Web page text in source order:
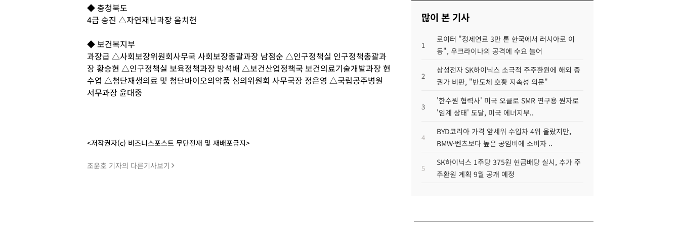
◆ 충청북도
4급 승진 △자연재난과장 음치헌
◆ 보건복지부
과장급 △사회보장위원회사무국 사회보장총괄과장 남점순 △인구정책실 인구정책총괄과
장 황승현 △인구정책실 보육정책과장 방석배 △보건산업정책국 보건의료기술개발과장 현
수엽 △첨단재생의료 및 첨단바이오의약품 심의위원회 사무국장 정은영 △국립공주병원
서무과장 윤대중
<저작권자(c) 비즈니스포스트 무단전재 및 재배포금지>
조윤호 기자의 다른기사보기
많이 본 기사
1
로이터 "정제연료 3만 톤 한국에서 러시아로 이
동", 우크라이나의 공격에 수요 늘어
2
삼성전자 SK하이닉스 소극적 주주환원에 해외 증
권가 비판, "반도체 호황 지속성 의문"
3
'한수원 협력사' 미국 오클로 SMR 연구용 원자로
'임계 상태' 도달, 미국 에너지부..
4
BYD코리아 가격 앞세워 수입차 4위 올랐지만,
BMW·벤츠보다 높은 공임비에 소비자 ..
5
SK하이닉스 1주당 375원 현금배당 실시, 추가 주
주환원 계획 9월 공개 예정